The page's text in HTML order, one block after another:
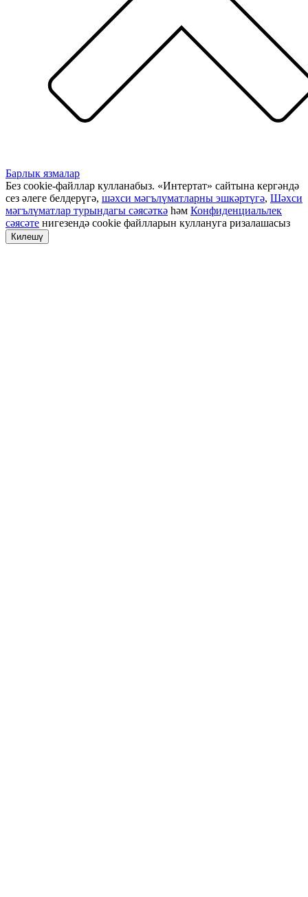
Барлык язмалар
Без cookie-файллар кулланабыз. «Интертат» сайтына кергәндә
сез әлеге белдерүгә, шәхси мәгълүматларны эшкәртүгә, Шәхси
мәгълүматлар турындагы сәясәткә һәм Конфиденциальлек
сәясәте нигезендә cookie файлларын куллануга ризалашасыз
Килешү